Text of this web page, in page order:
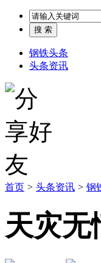
钢铁头条
头条资讯
首页 > 头条资讯 > 钢
天灾无